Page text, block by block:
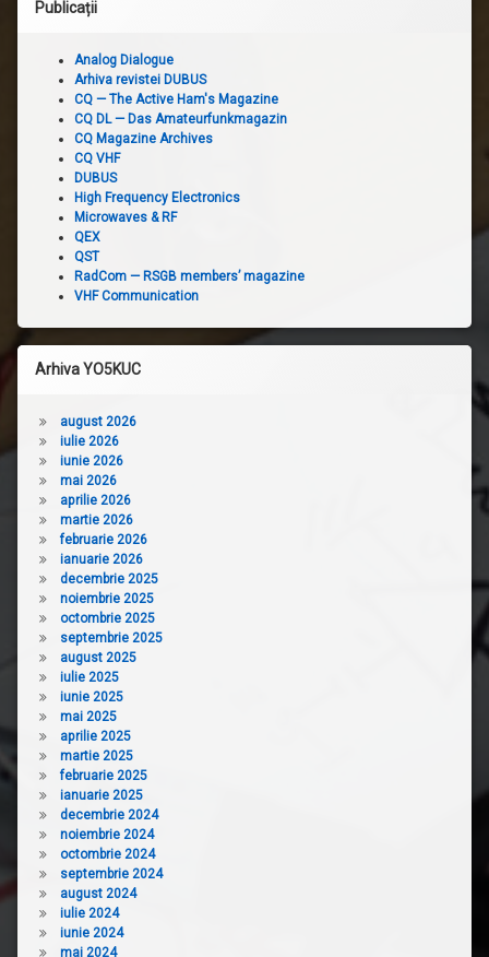
Publicații
Analog Dialogue
Arhiva revistei DUBUS
CQ — The Active Ham's Magazine
CQ DL — Das Amateurfunkmagazin
CQ Magazine Archives
CQ VHF
DUBUS
High Frequency Electronics
Microwaves & RF
QEX
QST
RadCom — RSGB members’ magazine
VHF Communication
Arhiva YO5KUC
august 2026
iulie 2026
iunie 2026
mai 2026
aprilie 2026
martie 2026
februarie 2026
ianuarie 2026
decembrie 2025
noiembrie 2025
octombrie 2025
septembrie 2025
august 2025
iulie 2025
iunie 2025
mai 2025
aprilie 2025
martie 2025
februarie 2025
ianuarie 2025
decembrie 2024
noiembrie 2024
octombrie 2024
septembrie 2024
august 2024
iulie 2024
iunie 2024
mai 2024